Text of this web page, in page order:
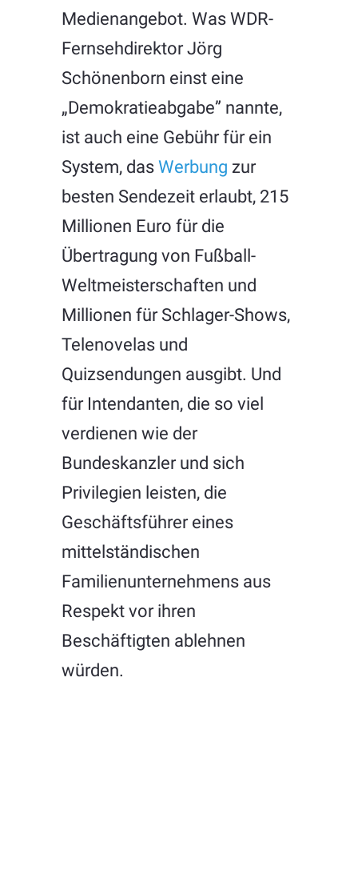
Medienangebot. Was WDR-
Fernsehdirektor Jörg
Schönenborn einst eine
„Demokratieabgabe” nannte,
ist auch eine Gebühr für ein
System, dasWerbung zur
besten Sendezeit erlaubt, 215
Millionen Euro für die
Übertragung von Fußball-
Weltmeisterschaften und
Millionen für Schlager-Shows,
Telenovelas und
Quizsendungen ausgibt. Und
für Intendanten, die so viel
verdienen wie der
Bundeskanzler und sich
Privilegien leisten, die
Geschäftsführer eines
mittelständischen
Familienunternehmens aus
Respekt vor ihren
Beschäftigten ablehnen
würden.